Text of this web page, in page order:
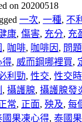
on 20200518
一次, 一種, 不利
康, 傷害, 充分, 充
, 咖啡, 咖啡因 , 問題
得, 威而鋼哪裡買,
利勁, 性交, 性交時
, 攝護腺, 攝護腺發
常, 正面, 殃及, 每
國果凍心得, 泰國